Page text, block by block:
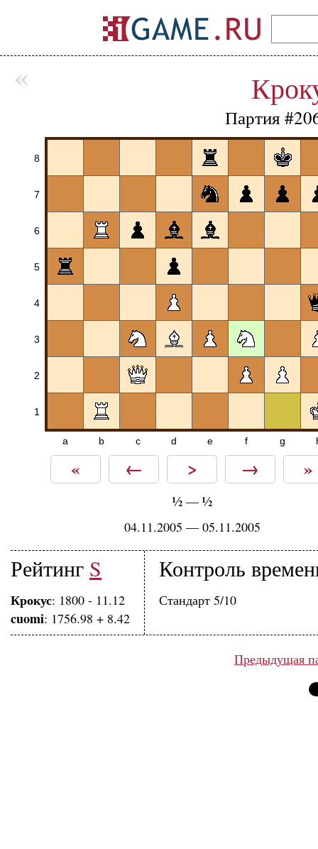
Партия
8
7
6
5
4
3
2
1
a b c d e f g
« ← > → »
½— ½
04.11.2005 — 05.11.2005
Рейтинг S
Крокус: 1800 - 11.12
cuomi: 1756.98 + 8.42
Контроль
Стандарт 5/10
Предыдущая
«